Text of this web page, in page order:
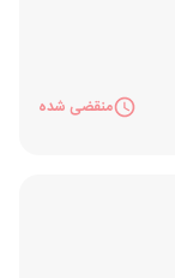
منقضی شده